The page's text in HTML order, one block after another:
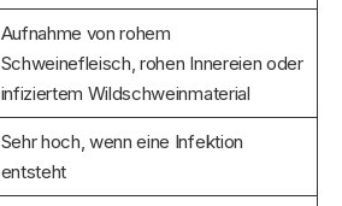
Aufnahme von rohem
Schweinefleisch, rohen Innereien oder
infiziertem Wildschweinmaterial
Sehr hoch, wenn eine Infektion
entsteht